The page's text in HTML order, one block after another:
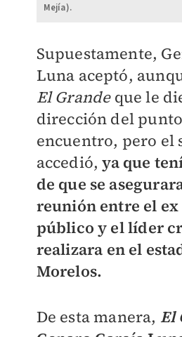
Mejía).
Supuestamente,
Luna aceptó,
El Grandeque le
dirección del
encuentro, pero el
accedió,ya que
de que se
reunión entre el
público y el líder
realizara en el
Morelos.
De esta manera, El